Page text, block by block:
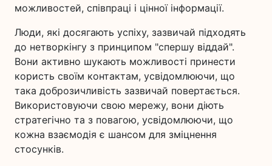
можливостей, співпраці і цінної інформації.
Люди, які досягають успіху, зазвичай підходять
до нетворкінгу з принципом "спершу віддай".
Вони активно шукають можливості принести
користь своїм контактам, усвідомлюючи, що
така доброзичливість зазвичай повертається.
Використовуючи свою мережу, вони діють
стратегічно та з повагою, усвідомлюючи, що
кожна взаємодія є шансом для зміцнення
стосунків.